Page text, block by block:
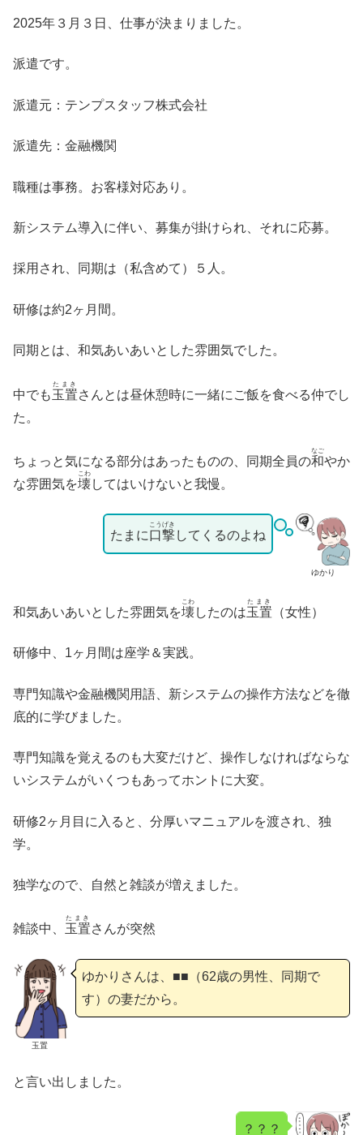
2025年３月３日、仕事が決まりました。
派遣です。
派遣元：テンプスタッフ株式会社
派遣先：金融機関
職種は事務。お客様対応あり。
新システム導入に伴い、募集が掛けられ、それに応募。
採用され、同期は（私含めて）５人。
研修は約2ヶ月間。
同期とは、和気あいあいとした雰囲気でした。
中でも玉置
たまき
さんとは昼休憩時に一緒にご飯を食べる仲でし
た。
ちょっと気になる部分はあったものの、同期全員の和
なご
やか
な雰囲気を壊
こわ
してはいけないと我慢。
ゆかり
たまに口撃
こうげき
してくるのよね
和気あいあいとした雰囲気を壊
こわ
したのは玉置
たまき
（女性）
研修中、1ヶ月間は座学＆実践。
専門知識や金融機関用語、新システムの操作方法などを徹
底的に学びました。
専門知識を覚えるのも大変だけど、操作しなければならな
いシステムがいくつもあってホントに大変。
研修2ヶ月目に入ると、分厚いマニュアルを渡され、独
学。
独学なので、自然と雑談が増えました。
雑談中、 玉置
たまき
さんが突然
玉置
ゆかりさんは、■■（62歳の男性、同期で
す）の妻だから。
と言い出しました。
？？？